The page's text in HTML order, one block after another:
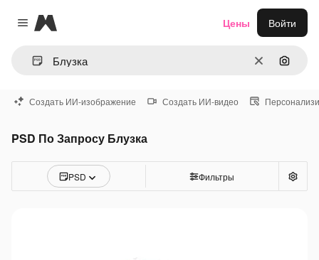
Close menu
Magnific
ОчиститьПоиск
Цены Войти
Создать ИИ-изображение Создать ИИ-видео
PSD По Запросу Блузка
PSD Фильтры